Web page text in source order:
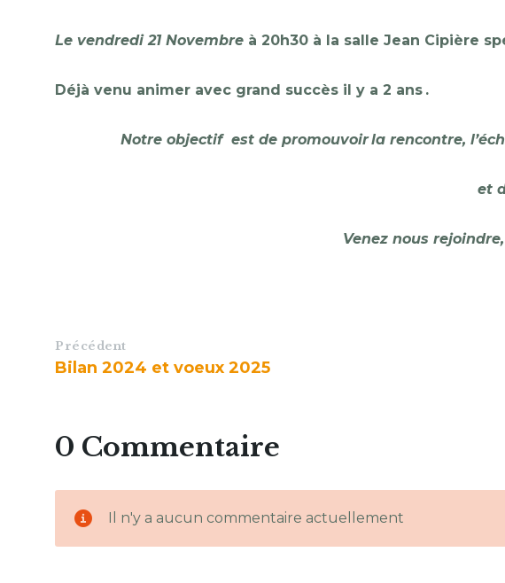
Le vendredi 21 Novembre à 20h30 à la salle Jean Cipière
Déjà venu animer avec grand succès il y a 2 ans .
Notre objectif est de promouvoir la rencontre,
et
Venez nous
Précédent
Bilan 2024 et voeux 2025
0 Commentaire
Il n'y a aucun commentaire actuellement